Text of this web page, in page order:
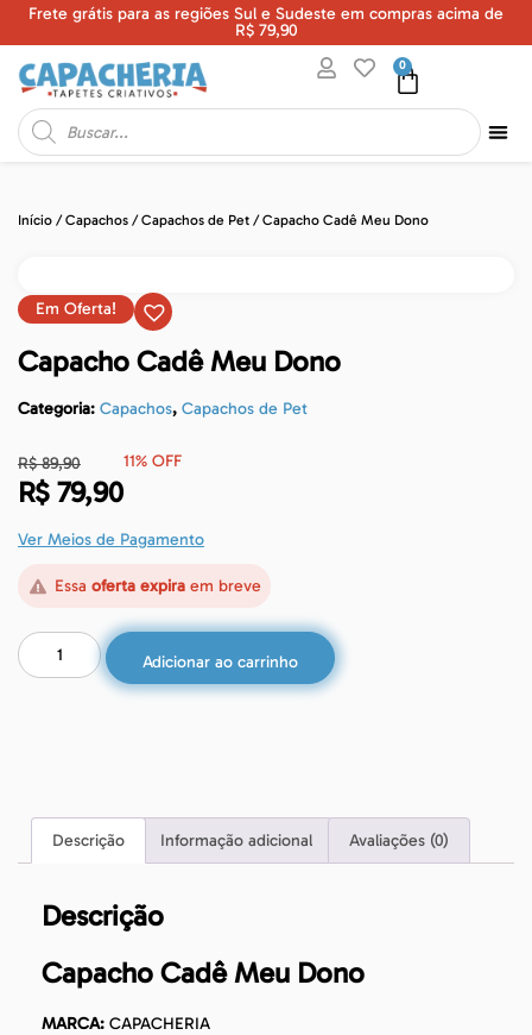
Frete grátis para as regiões Sul e Sudeste em compras acima de
R$ 79,90
0
Início /Capachos /Capachos de Pet / Capacho Cadê Meu Dono
Em Oferta!
Capacho Cadê Meu Dono
Categoria: Capachos, Capachos de Pet
R$89,90
R$ 79,90
11% OFF
Ver Meios de Pagamento
Essa oferta expiraem breve
Adicionar ao carrinho
Descrição Informação adicional Avaliações (0)
Descrição
Capacho Cadê Meu Dono
MARCA: CAPACHERIA